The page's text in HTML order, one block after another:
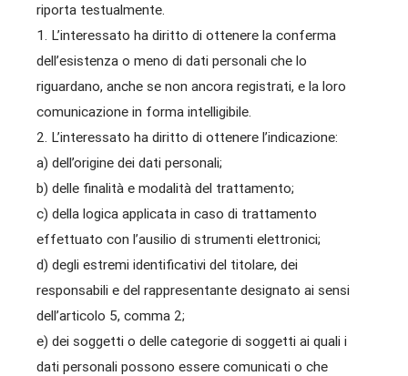
riporta testualmente.
1. L’interessato ha diritto di ottenere la conferma
dell’esistenza o meno di dati personali che lo
riguardano, anche se non ancora registrati, e la loro
comunicazione in forma intelligibile.
2. L’interessato ha diritto di ottenere l’indicazione:
a) dell’origine dei dati personali;
b) delle finalità e modalità del trattamento;
c) della logica applicata in caso di trattamento
effettuato con l’ausilio di strumenti elettronici;
d) degli estremi identificativi del titolare, dei
responsabili e del rappresentante designato ai sensi
dell’articolo 5, comma 2;
e) dei soggetti o delle categorie di soggetti ai quali i
dati personali possono essere comunicati o che